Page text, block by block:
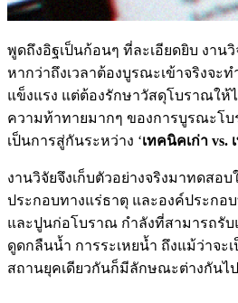
พูดถึงอิฐเป็นก้อนๆ ที่ละเอียดยิบ งาน
หากว่าถึงเวลาต้องบูรณะเข้าจริงจะ
แข็งแรง แต่ต้องรักษาวัสดุโบราณให้
ความท้าทายมากๆ ของการบูรณะโ
เป็นการสู่กันระหว่าง ‘เทคนิคเก่า vs.
งานวิจัยจึงเก็บตัวอย่างจริงมาทดสอ
ประกอบทางแร่ธาตุ และองค์ประกอ
และปูนก่อโบราณ กำลังที่สามารถรั
ดูดกลืนน้ำ การระเหยน้ำ ถึงแม้ว่าจะ
สถานยุคเดียวกันก็มีลักษณะต่างกันไ